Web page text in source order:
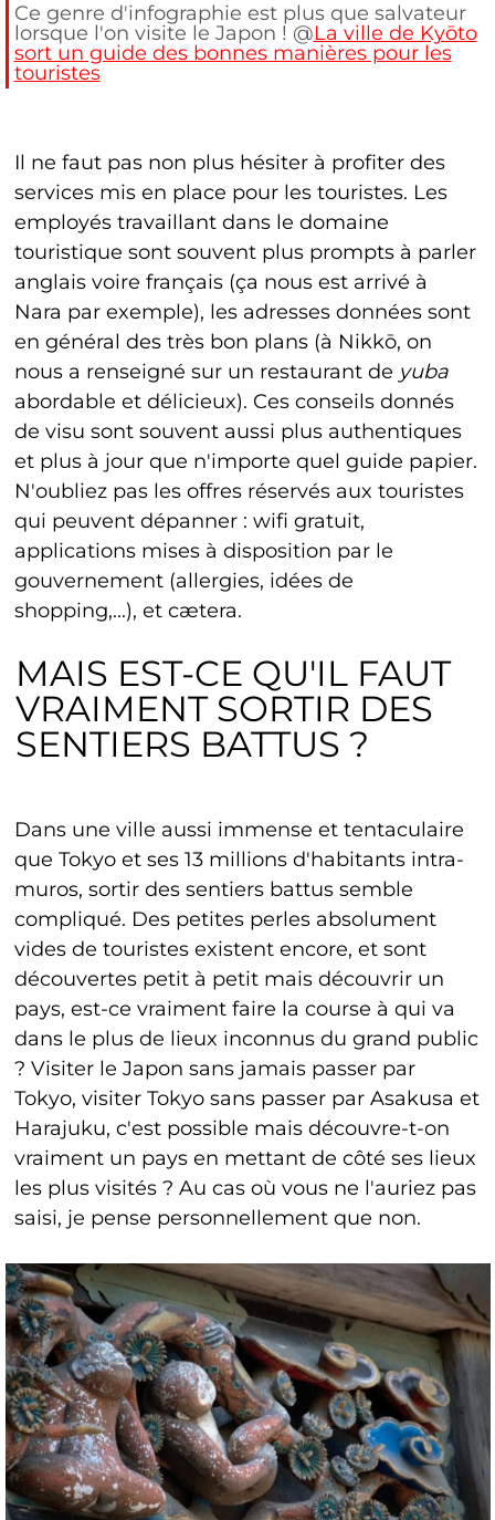
Ce genre d'infographie est plus que salvateur
lorsque l'on visite le Japon ! @La ville de Kyōto
sort un guide des bonnes manières pour les
touristes
Il ne faut pas non plus hésiter à profiter des
services mis en place pour les touristes. Les
employés travaillant dans le domaine
touristique sont souvent plus prompts à parler
anglais voire français (ça nous est arrivé à
Nara par exemple), les adresses données sont
en général des très bon plans (à Nikkō, on
nous a renseigné sur un restaurant de yuba
abordable et délicieux). Ces conseils donnés
de visu sont souvent aussi plus authentiques
et plus à jour que n'importe quel guide papier.
N'oubliez pas les offres réservés aux touristes
qui peuvent dépanner : wifi gratuit,
applications mises à disposition par le
gouvernement (allergies, idées de
shopping,...), et cætera.
MAIS EST-CE QU'IL FAUT
VRAIMENT SORTIR DES
SENTIERS BATTUS ?
Dans une ville aussi immense et tentaculaire
que Tokyo et ses 13 millions d'habitants intra-
muros, sortir des sentiers battus semble
compliqué. Des petites perles absolument
vides de touristes existent encore, et sont
découvertes petit à petit mais découvrir un
pays, est-ce vraiment faire la course à qui va
dans le plus de lieux inconnus du grand public
? Visiter le Japon sans jamais passer par
Tokyo, visiter Tokyo sans passer par Asakusa et
Harajuku, c'est possible mais découvre-t-on
vraiment un pays en mettant de côté ses lieux
les plus visités ? Au cas où vous ne l'auriez pas
saisi, je pense personnellement que non.